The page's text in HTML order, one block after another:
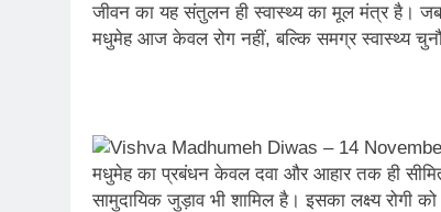
जीवन का यह संतुलन ही स्वास्थ्य का मूल मंत्र है।
मधुमेह आज केवल रोग नहीं, बल्कि समग्र स्वास्थ्य
मधुमेह का प्रबंधन केवल दवा और आहार तक ही
सामुदायिक जुड़ाव भी शामिल है। इसका लक्ष्य